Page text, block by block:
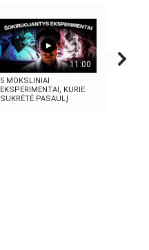
11:00
5 MOKSLINIAI
EKSPERIMENTAI, KURIE
SUKRĖTĖ PASAULĮ